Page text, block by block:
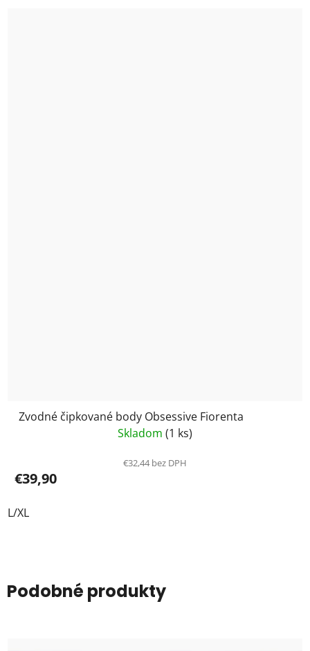
Zvodné čipkované body Obsessive Fiorenta
Skladom (1 ks)
€32,44 bez DPH
€39,90
L/XL
Podobné produkty